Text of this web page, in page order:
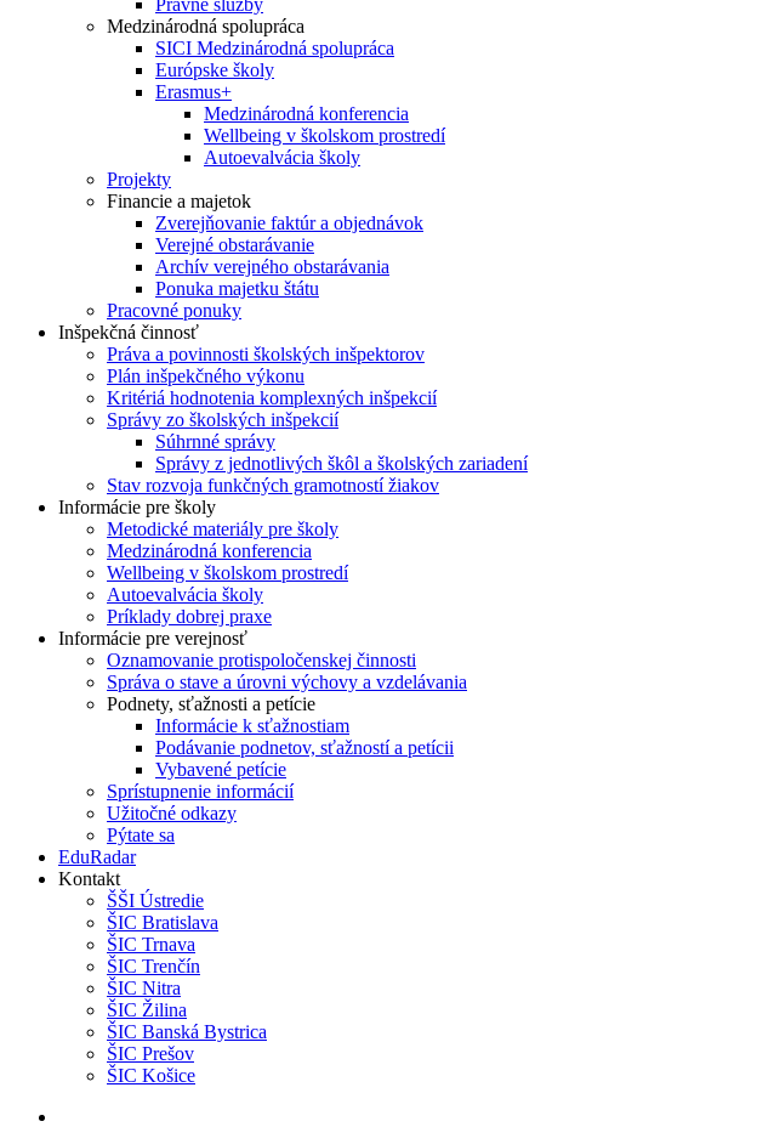
Právne služby
Medzinárodná spolupráca
SICI Medzinárodná spolupráca
Európske školy
Erasmus+
Medzinárodná konferencia
Wellbeing v školskom prostredí
Autoevalvácia školy
Projekty
Financie a majetok
Zverejňovanie faktúr a objednávok
Verejné obstarávanie
Archív verejného obstarávania
Ponuka majetku štátu
Pracovné ponuky
Inšpekčná činnosť
Práva a povinnosti školských inšpektorov
Plán inšpekčného výkonu
Kritériá hodnotenia komplexných inšpekcií
Správy zo školských inšpekcií
Súhrnné správy
Správy z jednotlivých škôl a školských zariadení
Stav rozvoja funkčných gramotností žiakov
Informácie pre školy
Metodické materiály pre školy
Medzinárodná konferencia
Wellbeing v školskom prostredí
Autoevalvácia školy
Príklady dobrej praxe
Informácie pre verejnosť
Oznamovanie protispoločenskej činnosti
Správa o stave a úrovni výchovy a vzdelávania
Podnety, sťažnosti a petície
Informácie k sťažnostiam
Podávanie podnetov, sťažností a petícii
Vybavené petície
Sprístupnenie informácií
Užitočné odkazy
Pýtate sa
EduRadar
Kontakt
ŠŠI Ústredie
ŠIC Bratislava
ŠIC Trnava
ŠIC Trenčín
ŠIC Nitra
ŠIC Žilina
ŠIC Banská Bystrica
ŠIC Prešov
ŠIC Košice